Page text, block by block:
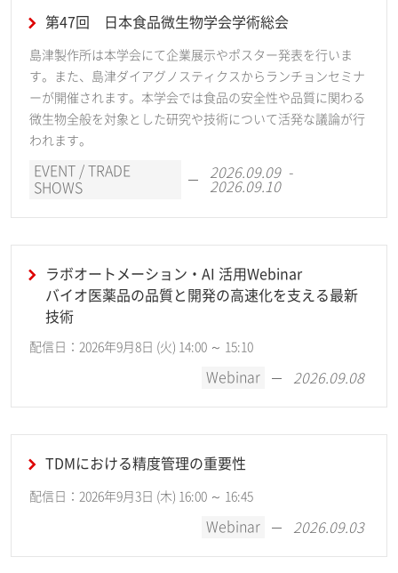
第47回 日本食品微生物学会学術総会
島津製作所は本学会にて企業展示やポスター発表を行いま
す。また、島津ダイアグノスティクスからランチョンセミナ
ーが開催されます。本学会では食品の安全性や品質に関わる
微生物全般を対象とした研究や技術について活発な議論が行
われます。
EVENT / TRADE
SHOWS
2026.09.09 -
2026.09.10
ラボオートメーション・AI 活用Webinar
バイオ医薬品の品質と開発の高速化を支える最新
技術
配信日：2026年9月8日 (火) 14:00 ～ 15:10
Webinar 2026.09.08
TDMにおける精度管理の重要性
配信日：2026年9月3日 (木) 16:00 ～ 16:45
Webinar 2026.09.03